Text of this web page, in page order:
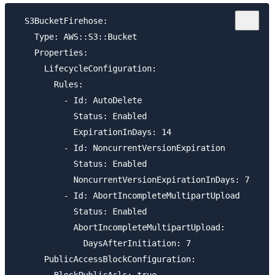
  S3BucketFirehose:
    Type: AWS::S3::Bucket
    Properties:
      LifecycleConfiguration:
        Rules:
          - Id: AutoDelete
            Status: Enabled
            ExpirationInDays: 14
          - Id: NoncurrentVersionExpiration
            Status: Enabled
            NoncurrentVersionExpirationInDays: 7
          - Id: AbortIncompleteMultipartUpload
            Status: Enabled
            AbortIncompleteMultipartUpload:
              DaysAfterInitiation: 7
      PublicAccessBlockConfiguration: